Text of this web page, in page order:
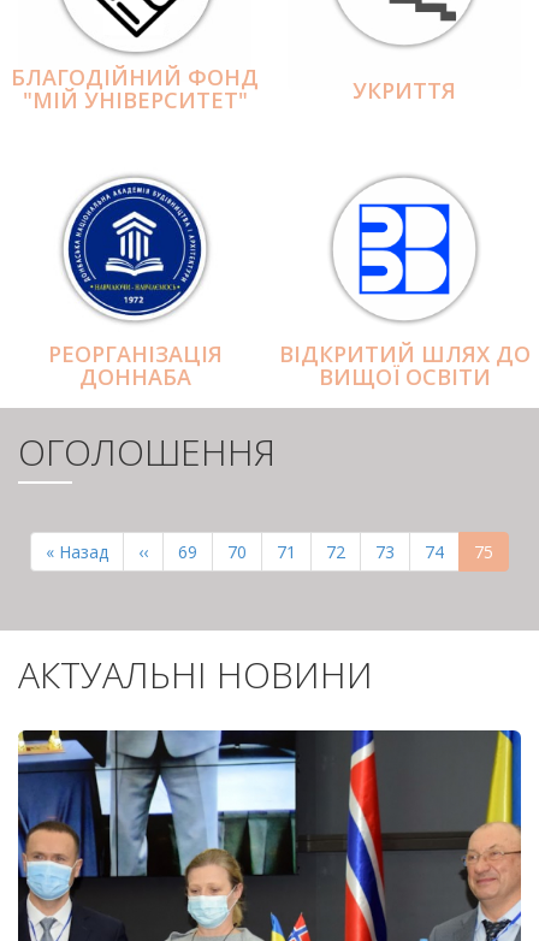
БЛАГОДІЙНИЙ ФОНД
"МІЙ УНІВЕРСИТЕТ" УКРИТТЯ
РЕОРГАНІЗАЦІЯ
ДОННАБА
ВІДКРИТИЙ ШЛЯХ ДО
ВИЩОЇ ОСВІТИ
ОГОЛОШЕННЯ
СТОРІНКИ
Перша
сторінка
« Назад
Попередня
сторінка
‹‹ Page
69 Page
70 Page
71 Page
72 Page
73 Page
74 75
АКТУАЛЬНІ НОВИНИ